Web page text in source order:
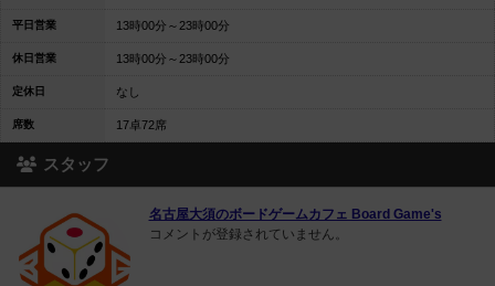
平日営業 13時00分～23時00分
休日営業 13時00分～23時00分
定休日 なし
席数 17卓72席
スタッフ
名古屋大須のボードゲームカフェ Board Game's
コメントが登録されていません。